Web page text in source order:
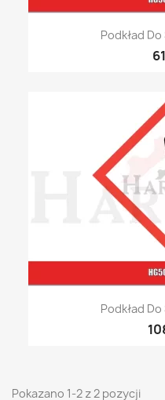
Podkład
Podkład
Pokazano 1-2 z 2 pozycji